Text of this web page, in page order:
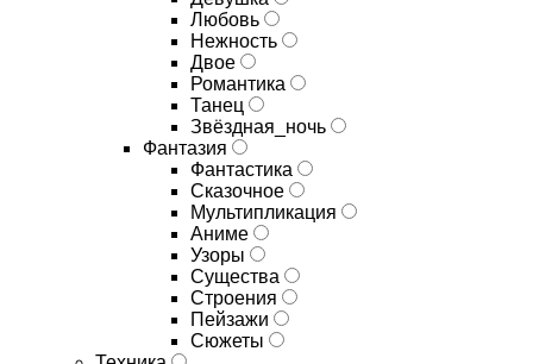
Любовь
Нежность
Двое
Романтика
Танец
Звёздная_ночь
Фантазия
Фантастика
Сказочное
Мультипликация
Аниме
Узоры
Существа
Строения
Пейзажи
Сюжеты